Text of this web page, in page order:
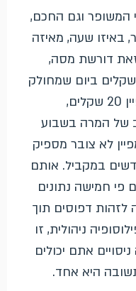
המשופר וגם החכם,
באיזו שעה, מאיזה
דורשת מסה,
וברמת הקמפיין. חשבון של 100 שקלים ביום שמחולק
לחמישה קמפיינים נותן לכל קמפיין 20 שקלים,
של המרה בשבוע
לא צובר מספיק
במקביל. אותם
פי חמישה נתונים
דפוסים תוך
ניהולית, זו
אתם יכולים
היא אחד.